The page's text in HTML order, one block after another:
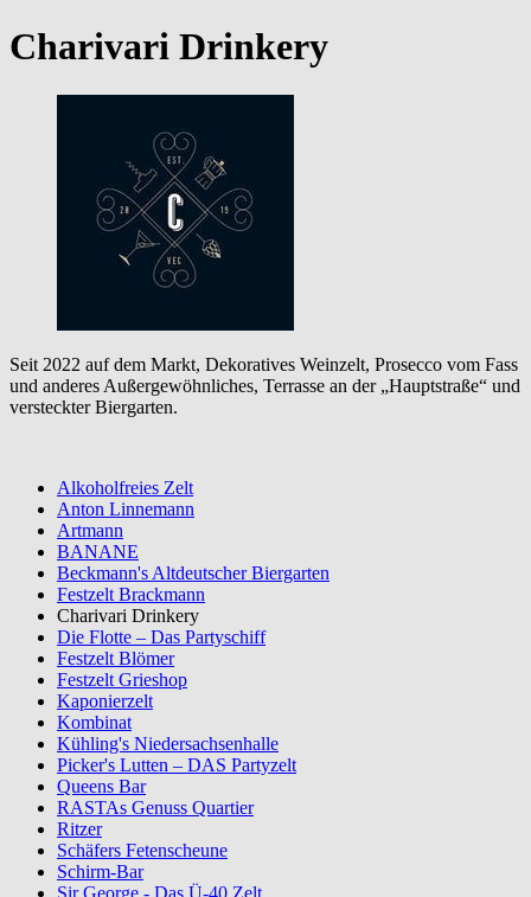
Charivari Drinkery
Seit 2022 auf dem Markt, Dekoratives Weinzelt, Prosecco vom Fass
und anderes Außergewöhnliches, Terrasse an der „Hauptstraße“ und
versteckter Biergarten.
Alkoholfreies Zelt
Anton Linnemann
Artmann
BANANE
Beckmann's Altdeutscher Biergarten
Festzelt Brackmann
Charivari Drinkery
Die Flotte – Das Partyschiff
Festzelt Blömer
Festzelt Grieshop
Kaponierzelt
Kombinat
Kühling's Niedersachsenhalle
Picker's Lutten – DAS Partyzelt
Queens Bar
RASTAs Genuss Quartier
Ritzer
Schäfers Fetenscheune
Schirm-Bar
Sir George - Das Ü-40 Zelt